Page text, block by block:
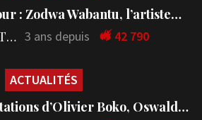
: Zodwa Wabantu, l’artiste…
LA REDACTION 3 ans depuis 42 790
ACTUALITÉS
d’Olivier Boko, Oswald…